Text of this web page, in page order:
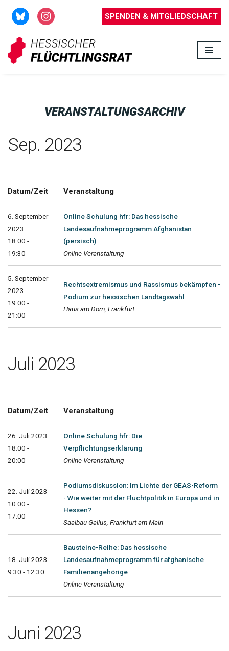
Zum
Inhalt
springen
SPENDEN & MITGLIEDSCHAFT
VERANSTALTUNGSARCHIV
Sep. 2023
Datum/Zeit Veranstaltung
6. September
2023
18:00 -
19:30
Online Schulung hfr: Das hessische
Landesaufnahmeprogramm Afghanistan
(persisch)
Online Veranstaltung
5. September
2023
19:00 -
21:00
Rechtsextremismus und Rassismus bekämpfen -
Podium zur hessischen Landtagswahl
Haus am Dom, Frankfurt
Juli 2023
Datum/Zeit Veranstaltung
26. Juli 2023
18:00 -
20:00
Online Schulung hfr: Die
Verpflichtungserklärung
Online Veranstaltung
22. Juli 2023
10:00 -
17:00
Podiumsdiskussion: Im Lichte der GEAS-Reform
- Wie weiter mit der Fluchtpolitik in Europa und in
Hessen?
Saalbau Gallus, Frankfurt am Main
18. Juli 2023
9:30 - 12:30
Bausteine-Reihe: Das hessische
Landesaufnahmeprogramm für afghanische
Familienangehörige
Online Veranstaltung
Juni 2023